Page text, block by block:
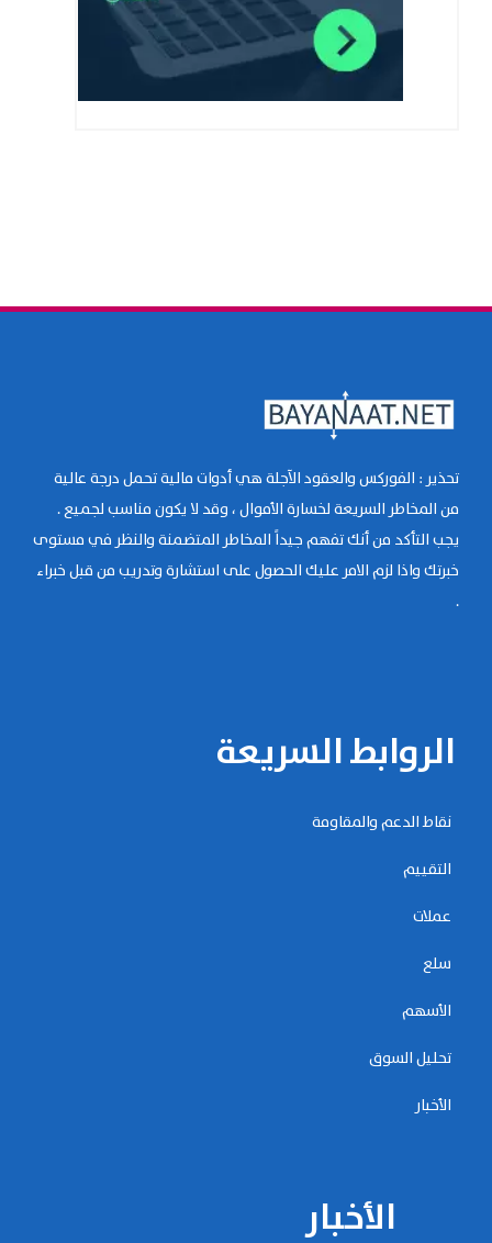
تحذير : الفوركس والعقود الآجلة هي أدوات مالية تحمل درجة عالية
من المخاطر السريعة لخسارة الأموال ، وقد لا يكون مناسب لجميع .
يجب التأكد من أنك تفهم جيداً المخاطر المتضمنة والنظر في مستوى
خبرتك واذا لزم الامر عليك الحصول على استشارة وتدريب من قبل خبراء
.
الروابط السريعة
نقاط الدعم والمقاومة
التقييم
عملات
سلع
الأسهم
تحليل السوق
الأخبار
الأخبار